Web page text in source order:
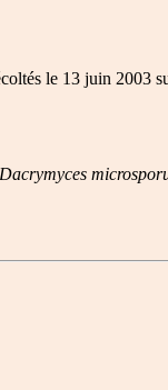
le 13 juin 2003
Dacrymyces